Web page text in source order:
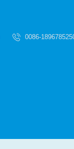
0086-